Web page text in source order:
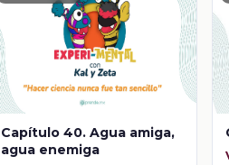
Capítulo 40. Agua amiga,
agua enemiga